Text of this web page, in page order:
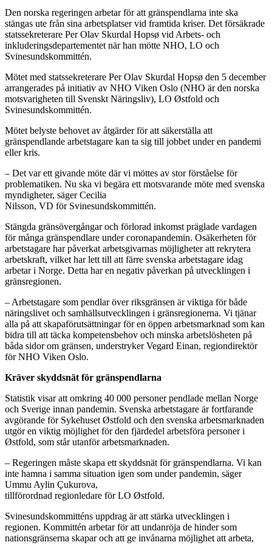
Den norska regeringen arbetar för att gränspendlarna inte ska
stängas ute från sina arbetsplatser vid framtida kriser. Det försäkrade
statssekreterare Per Olav Skurdal Hopsø vid Arbets- och
inkluderingsdepartementet när han mötte NHO, LO och
Svinesundskommittén.
Mötet med statssekreterare Per Olav Skurdal Hopsø den 5 december
arrangerades på initiativ av NHO Viken Oslo (NHO är den norska
motsvarigheten till Svenskt Näringsliv), LO Østfold och
Svinesundskommittén.
Mötet belyste behovet av åtgärder för att säkerställa att
gränspendlande arbetstagare kan ta sig till jobbet under en pandemi
eller kris.
– Det var ett givande möte där vi möttes av stor förståelse för
problematiken. Nu ska vi begära ett motsvarande möte med svenska
myndigheter, säger Cecilia
Nilsson, VD för Svinesundskommittén.
Stängda gränsövergångar och förlorad inkomst präglade vardagen
för många gränspendlare under coronapandemin. Osäkerheten för
arbetstagare har påverkat arbetsgivarnas möjligheter att rekrytera
arbetskraft, vilket har lett till att färre svenska arbetstagare idag
arbetar i Norge. Detta har en negativ påverkan på utvecklingen i
gränsregionen.
– Arbetstagare som pendlar över riksgränsen är viktiga för både
näringslivet och samhällsutvecklingen i gränsregionerna. Vi tjänar
alla på att skapaförutsättningar för en öppen arbetsmarknad som kan
bidra till att täcka kompetensbehov och minska arbetslösheten på
båda sidor om gränsen, understryker Vegard Einan, regiondirektör
för NHO Viken Oslo.
Kräver skyddsnät för gränspendlarna
Statistik visar att omkring 40 000 personer pendlade mellan Norge
och Sverige innan pandemin. Svenska arbetstagare är fortfarande
avgörande för Sykehuset Østfold och den svenska arbetsmarknaden
utgör en viktig möjlighet för den fjärdedel arbetsföra personer i
Østfold, som står utanför arbetsmarknaden.
– Regeringen måste skapa ett skyddsnät för gränspendlarna. Vi kan
inte hamna i samma situation igen som under pandemin, säger
Ummu Aylin Çukurova,
tillförordnad regionledare för LO Østfold.
Svinesundskommitténs uppdrag är att stärka utvecklingen i
regionen. Kommittén arbetar för att undanröja de hinder som
nationsgränserna skapar och att ge invånarna möjlighet att arbeta,